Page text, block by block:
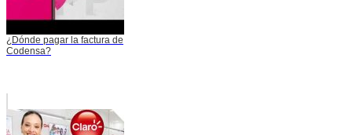
¿Dónde pagar la factura de
Codensa?